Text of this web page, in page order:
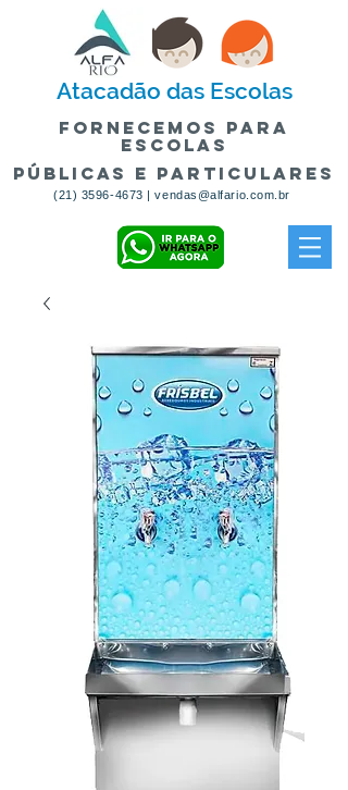
Atacadão das Escolas
fornecemos para
escolas
públicas e particulares
(21) 3596-4673 | vendas@alfario.com.br